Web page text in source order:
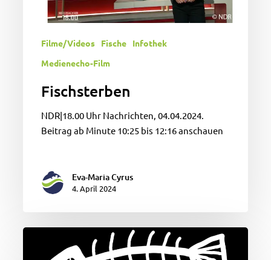
Filme/Videos Fische
Infothek
Medienecho-Film
Fischsterben
NDR|18.00 Uhr Nachrichten, 04.04.2024.
Beitrag ab Minute 10:25 bis 12:16 anschauen
Eva-Maria Cyrus
4. April 2024